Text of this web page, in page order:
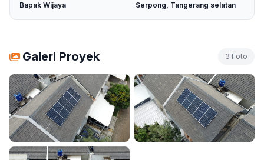
Bapak Wijaya
Serpong, Tangerang selatan
Galeri Proyek 3 Foto